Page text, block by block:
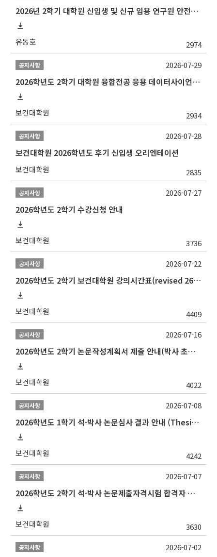
2026년 2학기 대학원 신입생 및 신규 임용 연구원 안전환경교육(신규교육) 실시 안내
유동호 2974
공지사항
2026학년도 2학기 대학원 융합전공 응용 데이터사이언스 선발 계획 알림
보건대학원 2934
2026-07-29
공지사항
보건대학원 2026학년도 후기 신입생 오리엔테이션
보건대학원 2835
2026-07-28
공지사항
2026학년도 2학기 수강신청 안내
보건대학원 3736
2026-07-27
공지사항
2026학년도 2학기 보건대학원 강의시간표(revised 260803)(2026 2nd SEMESTER SNU GSPH TIMETABLE)
보건대학원 4409
2026-07-22
공지사항
2026학년도 2학기 논문작성계획서 제출 안내(박사 초심 일정 포함)_Thesis Proposal
보건대학원 4022
2026-07-16
공지사항
2026학년도 1학기 석·박사 논문심사 결과 안내 (Thesis Defense Result)
보건대학원 4242
2026-07-08
공지사항
2026학년도 2학기 석·박사 논문제출자격시험 합격자 공고(TSQ Exam Result)
보건대학원 3630
2026-07-07
공지사항 2026-07-02